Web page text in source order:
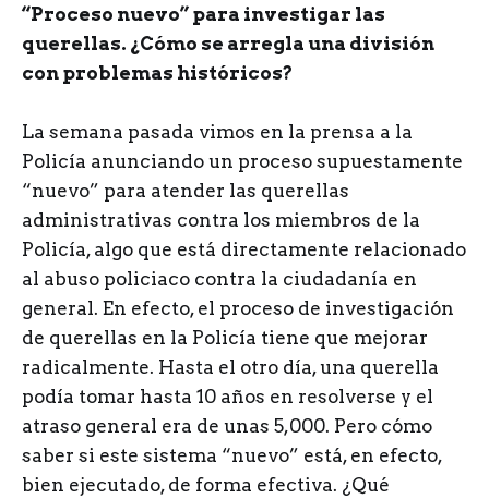
“Proceso nuevo” para investigar las
querellas. ¿Cómo se arregla una división
con problemas históricos?
La semana pasada vimos en la prensa a la
Policía anunciando un proceso supuestamente
“nuevo” para atender las querellas
administrativas contra los miembros de la
Policía, algo que está directamente relacionado
al abuso policiaco contra la ciudadanía en
general. En efecto, el proceso de investigación
de querellas en la Policía tiene que mejorar
radicalmente. Hasta el otro día, una querella
podía tomar hasta 10 años en resolverse y el
atraso general era de unas 5,000. Pero cómo
saber si este sistema “nuevo” está, en efecto,
bien ejecutado, de forma efectiva. ¿Qué